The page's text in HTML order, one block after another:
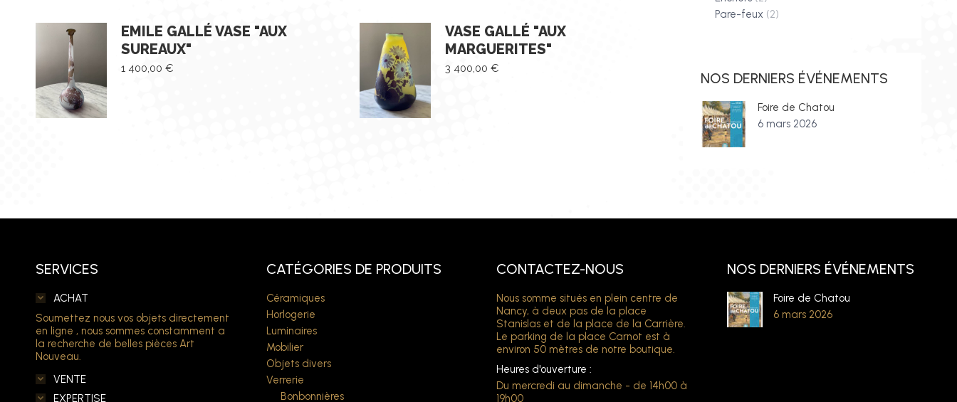
EMILE GALLÉ VASE "AUX
SUREAUX"
1 400,00 €
VASE GALLÉ "AUX
MARGUERITES"
3 400,00 €
Pare-feux (2)
NOS DERNIERS ÉVÉNEMENTS
Foire de Chatou
6 mars 2026
SERVICES
ACHAT
Soumettez nous vos objets directement
en ligne , nous sommes constamment a
la recherche de belles pièces Art
Nouveau.
VENTE
EXPERTISE
CATÉGORIES DE PRODUITS
Céramiques
Horlogerie
Luminaires
Mobilier
Objets divers
Verrerie
Bonbonnières
CONTACTEZ-NOUS
Nous somme situés en plein centre de
Nancy, à deux pas de la place
Stanislas et de la place de la Carrière.
Le parking de la place Carnot est à
environ 50 mètres de notre boutique.
Heures d'ouverture :
Du mercredi au dimanche - de 14h00 à
19h00
NOS DERNIERS ÉVÉNEMENTS
Foire de Chatou
6 mars 2026